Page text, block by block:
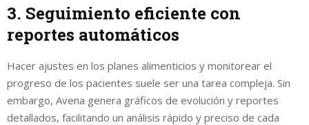
3. Seguimiento eficiente con
reportes automáticos
Hacer ajustes en los planes alimenticios y monitorear el
progreso de los pacientes suele ser una tarea compleja. Sin
embargo, Avena genera gráficos de evolución y reportes
detallados, facilitando un análisis rápido y preciso de cada